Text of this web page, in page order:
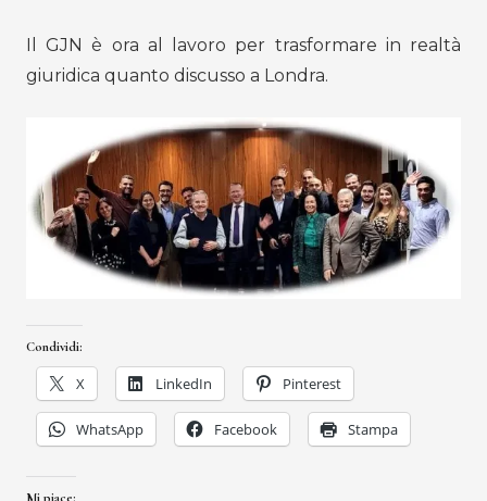
Il GJN è ora al lavoro per trasformare in realtà
giuridica quanto discusso a Londra.
Condividi:
X LinkedIn Pinterest
WhatsApp Facebook Stampa
Mi piace: